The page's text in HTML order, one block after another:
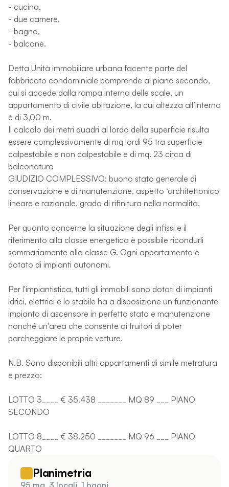
- cucina,
- due camere,
- bagno,
- balcone.
Detta Unità immobiliare urbana facente parte del
fabbricato condominiale comprende al piano secondo,
cui si accede dalla rampa interna delle scale, un
appartamento di civile abitazione, la cui altezza all’interno
è di 3,00 m.
Il calcolo dei metri quadri al lordo della superficie risulta
essere complessivamente di mq lordi 95 tra superficie
calpestabile e non calpestabile e di mq. 23 circa di
balconatura
GIUDIZIO COMPLESSIVO: buono stato generale di
conservazione e di manutenzione, aspetto ‘architettonico
lineare e razionale, grado di rifinitura nella normalità.
Per quanto concerne la situazione degli infissi e il
riferimento alla classe energetica è possibile ricondurli
sommariamente alla classe G. Ogni appartamento è
dotato di impianti autonomi.
Per l'impiantistica, tutti gli immobili sono dotati di impianti
idrici, elettrici e lo stabile ha a disposizione un funzionante
impianto di ascensore in perfetto stato e manutenzione
nonché un'area che consente ai fruitori di poter
parcheggiare le proprie vetture.
N.B. Sono disponibili altri appartamenti di simile metratura
e prezzo:
LOTTO 3____ € 35.438 _______ MQ 89 ___ PIANO
SECONDO
LOTTO 8____ € 38.250 _______ MQ 96 ___ PIANO
QUARTO
Planimetria
95 mq, 3 locali, 1 bagni